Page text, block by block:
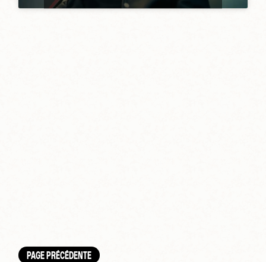
PAGE PRÉCÉDENTE